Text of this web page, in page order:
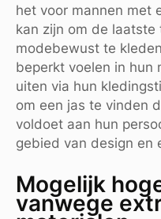
het voor mannen met
kan zijn om de
modebewust te
beperkt voelen in hun
uiten via hun
om een jas te vinden
voldoet aan hun
gebied van design en
Mogelijk
vanwege